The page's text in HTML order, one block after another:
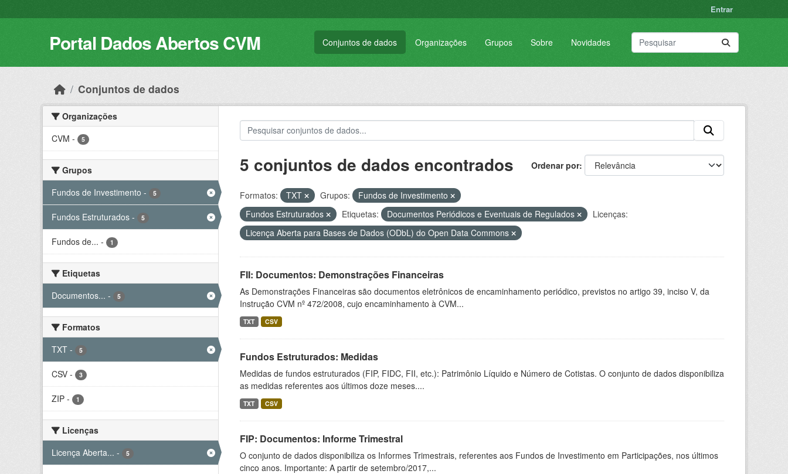
Entrar
Portal Dados Abertos CVM Conjuntos de dados Organizações Grupos Sobre Novidades
Conjuntos de dados
Organizações
CVM - 5
Grupos
Fundos de Investimento - 5
Fundos Estruturados - 5
Fundos de... - 1
Etiquetas
Documentos... - 5
Formatos
TXT - 5
CSV - 3
ZIP - 1
Licenças
Licença Aberta... - 5
Ordenar por
5 conjuntos de dados encontrados
Formatos: TXT Grupos:
Fundos de Investimento
Fundos Estruturados
Etiquetas: Documentos Periódicos e Eventuais de Regulados
Licenças:
Licença Aberta para Bases de Dados (ODbL) do Open Data Commons
FII: Documentos: Demonstrações Financeiras
As Demonstrações Financeiras são documentos eletrônicos de encaminhamento periódico, previstos no artigo 39, inciso V, da
Instrução CVM nº 472/2008, cujo encaminhamento à CVM...
TXT CSV
Fundos Estruturados: Medidas
Medidas de fundos estruturados (FIP, FIDC, FII, etc.): Patrimônio Líquido e Número de Cotistas. O conjunto de dados disponibiliza
as medidas referentes aos últimos doze meses....
TXT CSV
FIP: Documentos: Informe Trimestral
O conjunto de dados disponibiliza os Informes Trimestrais, referentes aos Fundos de Investimento em Participações, nos últimos
cinco anos. Importante: A partir de setembro/2017,...